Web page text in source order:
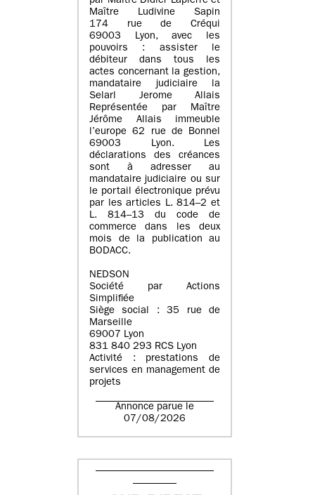
Maître Ludivine Sapin
174 rue de Créqui
69003 Lyon, avec les
pouvoirs : assister le
débiteur dans tous les
actes concernant la gestion,
mandataire judiciaire la
Selarl Jerome Allais
Représentée par Maître
Jérôme Allais immeuble
l’europe 62 rue de Bonnel
69003 Lyon. Les
déclarations des créances
sont à adresser au
mandataire judiciaire ou sur
le portail électronique prévu
par les articles L. 814–2 et
L. 814–13 du code de
commerce dans les deux
mois de la publication au
BODACC.
NEDSON
Société par Actions
Simplifiée
Siège social : 35 rue de
Marseille
69007 Lyon
831 840 293 RCS Lyon
Activité : prestations de
services en management de
projets
Annonce parue le
07/08/2026